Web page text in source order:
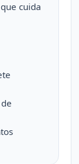
cuida